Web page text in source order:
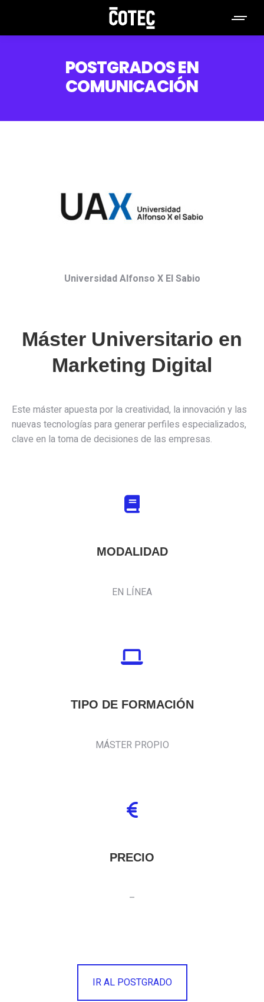
POSTGRADOS EN
COMUNICACIÓN
Universidad Alfonso X El Sabio
Máster Universitario en
Marketing Digital
Este máster apuesta por la creatividad, la innovación y las
nuevas tecnologías para generar perfiles especializados,
clave en la toma de decisiones de las empresas.
MODALIDAD
EN LÍNEA
TIPO DE FORMACIÓN
MÁSTER PROPIO
PRECIO
–
IR AL POSTGRADO